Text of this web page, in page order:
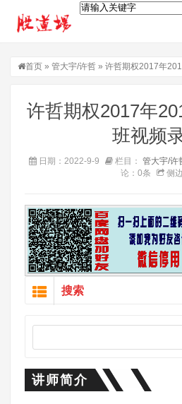
首页 » 管大宇/许哲 » 许哲期权2017年
许哲期权2017年
班视频
日期：2022-9-9 栏目： 管大宇/许
论：0条
侧
搜索
讲师简介